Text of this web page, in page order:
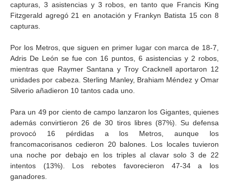
capturas, 3 asistencias y 3 robos, en tanto que Francis King
Fitzgerald agregó 21 en anotación y Frankyn Batista 15 con 8
capturas.
Por los Metros, que siguen en primer lugar con marca de 18-7,
Adris De León se fue con 16 puntos, 6 asistencias y 2 robos,
mientras que Raymer Santana y Troy Cracknell aportaron 12
unidades por cabeza. Sterling Manley, Brahiam Méndez y Omar
Silverio añadieron 10 tantos cada uno.
Para un 49 por ciento de campo lanzaron los Gigantes, quienes
además convirtieron 26 de 30 tiros libres (87%). Su defensa
provocó 16 pérdidas a los Metros, aunque los
francomacorisanos cedieron 20 balones. Los locales tuvieron
una noche por debajo en los triples al clavar solo 3 de 22
intentos (13%). Los rebotes favorecieron 47-34 a los
ganadores.